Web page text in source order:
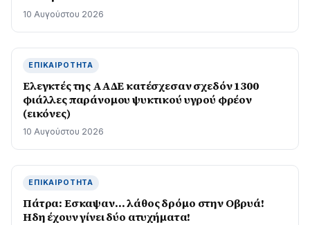
10 Αυγούστου 2026
ΕΠΙΚΑΙΡΌΤΗΤΑ
Ελεγκτές της ΑΑΔΕ κατέσχεσαν σχεδόν 1300
φιάλλες παράνομου ψυκτικού υγρού φρέον
(εικόνες)
10 Αυγούστου 2026
ΕΠΙΚΑΙΡΌΤΗΤΑ
Πάτρα: Εσκαψαν… λάθος δρόμο στην Οβρυά!
Ηδη έχουν γίνει δύο ατυχήματα!